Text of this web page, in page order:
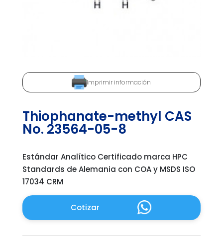
Imprimir información
Thiophanate-methyl CAS
No. 23564-05-8
Estándar Analítico Certificado marca HPC
Standards de Alemania con COA y MSDS ISO
17034 CRM
Cotizar